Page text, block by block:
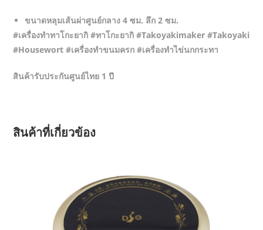
ขนาดหลุมเส้นผ่าศูนย์กลาง 4 ซม. ลึก 2 ซม.
#เครื่องทำทาโกะยากิ #ทาโกะยากิ #Takoyakimaker #Takoyaki
#Housewort #เครื่องทำขนมครก #เครื่องทำไข่นกกระทา
สินค้ารับประกันศูนย์ไทย 1 ปี
สินค้าที่เกี่ยวข้อง